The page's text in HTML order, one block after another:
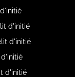
d'initié
d'initié
d'initié